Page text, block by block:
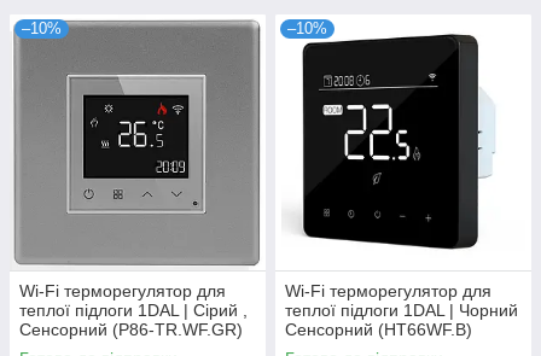
–10%
Wi-Fi терморегулятор для
теплої підлоги 1DAL | Сірий ,
Сенсорний (P86-TR.WF.GR)
–10%
Wi-Fi терморегулятор для
теплої підлоги 1DAL | Чорний
Сенсорний (HT66WF.B)